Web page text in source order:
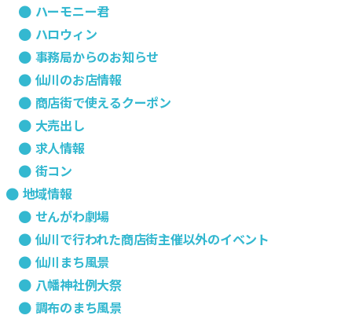
ハーモニー君
ハロウィン
事務局からのお知らせ
仙川のお店情報
商店街で使えるクーポン
大売出し
求人情報
街コン
地域情報
せんがわ劇場
仙川で行われた商店街主催以外のイベント
仙川まち風景
八幡神社例大祭
調布のまち風景